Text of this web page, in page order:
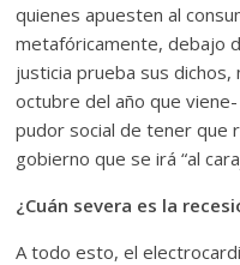
quienes apuesten al
metafóricamente, debajo
justicia prueba sus
octubre del año que
pudor social de tener que
gobierno que se irá “al
¿Cuán severa es la
A todo esto, el